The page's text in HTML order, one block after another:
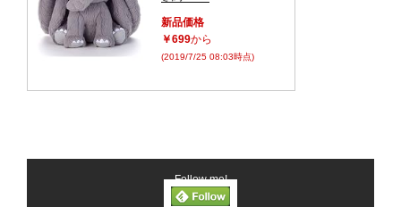
新品価格
￥699から
(2019/7/25 08:03時点)
Follow me!